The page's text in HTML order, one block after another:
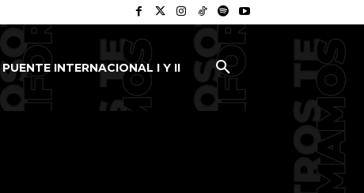
INTERNACIONAL I Y II